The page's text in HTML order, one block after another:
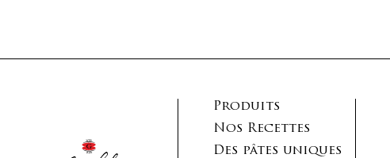
Produits
Nos Recettes
Des pâtes uniques